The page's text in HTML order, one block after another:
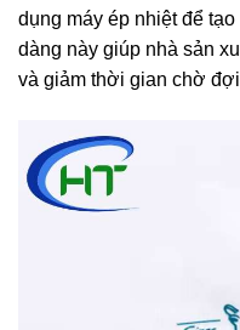
dụng máy ép nhiệt để
dàng này giúp nhà sản
và giảm thời gian chờ